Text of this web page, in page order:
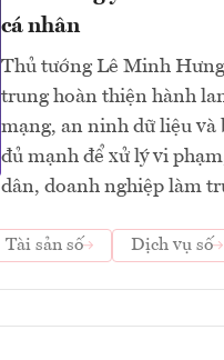
cá nhân
Thủ tướng Lê Minh
trung hoàn thiện hành
mạng, an ninh dữ liệu và
đủ mạnh để xử lý vi
dân, doanh nghiệp làm
Tài sản số Dịch vụ số